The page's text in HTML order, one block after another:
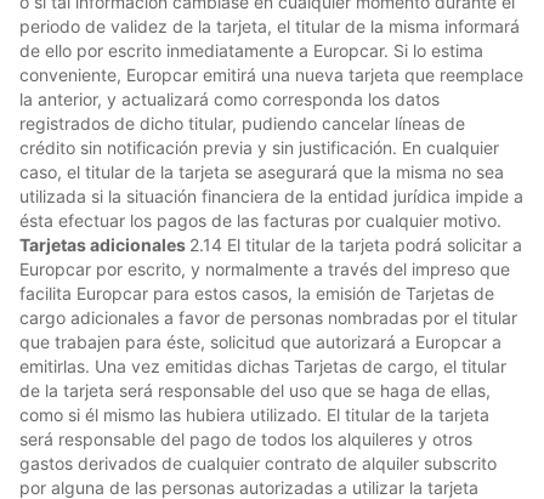
periodo de validez de la tarjeta, el titular de la misma informará
de ello por escrito inmediatamente a Europcar. Si lo estima
conveniente, Europcar emitirá una nueva tarjeta que reemplace
la anterior, y actualizará como corresponda los datos
registrados de dicho titular, pudiendo cancelar líneas de
crédito sin notificación previa y sin justificación. En cualquier
caso, el titular de la tarjeta se asegurará que la misma no sea
utilizada si la situación financiera de la entidad jurídica impide a
ésta efectuar los pagos de las facturas por cualquier motivo.
Tarjetas adicionales 2.14 El titular de la tarjeta podrá solicitar a
Europcar por escrito, y normalmente a través del impreso que
facilita Europcar para estos casos, la emisión de Tarjetas de
cargo adicionales a favor de personas nombradas por el titular
que trabajen para éste, solicitud que autorizará a Europcar a
emitirlas. Una vez emitidas dichas Tarjetas de cargo, el titular
de la tarjeta será responsable del uso que se haga de ellas,
como si él mismo las hubiera utilizado. El titular de la tarjeta
será responsable del pago de todos los alquileres y otros
gastos derivados de cualquier contrato de alquiler subscrito
por alguna de las personas autorizadas a utilizar la tarjeta